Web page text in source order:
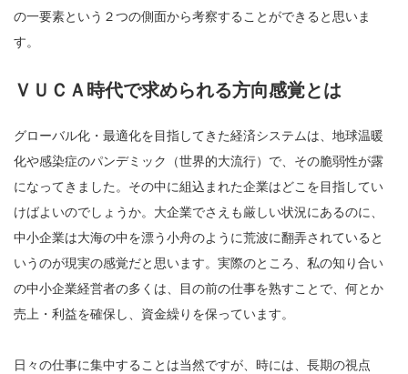
の一要素という２つの側面から考察することができると思いま
す。
ＶＵＣＡ時代で求められる方向感覚とは
グローバル化・最適化を目指してきた経済システムは、地球温暖
化や感染症のパンデミック（世界的大流行）で、その脆弱性が露
になってきました。その中に組込まれた企業はどこを目指してい
けばよいのでしょうか。大企業でさえも厳しい状況にあるのに、
中小企業は大海の中を漂う小舟のように荒波に翻弄されていると
いうのが現実の感覚だと思います。実際のところ、私の知り合い
の中小企業経営者の多くは、目の前の仕事を熟すことで、何とか
売上・利益を確保し、資金繰りを保っています。
日々の仕事に集中することは当然ですが、時には、長期の視点